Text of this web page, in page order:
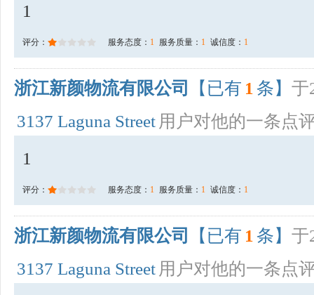
1
评分： 服务态度： 1 服务质量： 1 诚信度： 1
浙江新颜物流有限公司 【已有 1 条】 于
3137 Laguna Street 用户对他的一条点
1
评分： 服务态度： 1 服务质量： 1 诚信度： 1
浙江新颜物流有限公司 【已有 1 条】 于
3137 Laguna Street 用户对他的一条点